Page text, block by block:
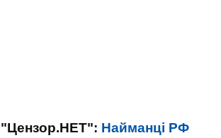
"Цензор.НЕТ": Найманці РФ